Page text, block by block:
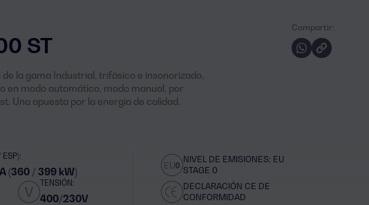
Compartir:
ST
la gama Industrial, trifásico e insonorizado,
en modo automático, modo manual, por
Una apuesta por la energía de calidad.
ESP):
(360 / 399 kW)
TENSIÓN:
400/230V
NIVEL DE EMISIONES: EU
STAGE 0
DECLARACIÓN CE DE
CONFORMIDAD